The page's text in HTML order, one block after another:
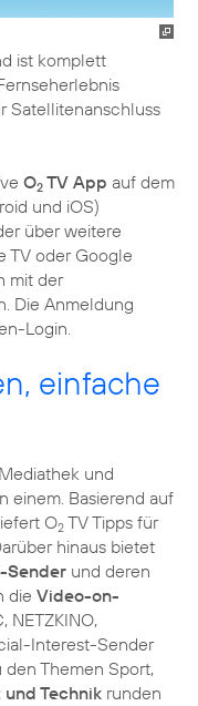
ist komplett
Satellitenanschluss
O2 TV App auf dem
und iOS)
über weitere
TV oder Google
mit der
Die Anmeldung
Login.
einfache
und
einem. Basierend auf
O2 TV Tipps für
hinaus bietet
Sender und deren
die Video-on-
NETZKINO,
Interest-Sender
Themen Sport,
Technik runden